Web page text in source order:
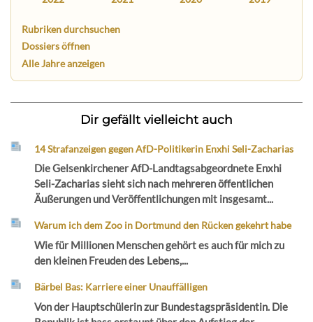
Rubriken durchsuchen
Dossiers öffnen
Alle Jahre anzeigen
Dir gefällt vielleicht auch
14 Strafanzeigen gegen AfD-Politikerin Enxhi Seli-Zacharias
Die Gelsenkirchener AfD-Landtagsabgeordnete Enxhi
Seli-Zacharias sieht sich nach mehreren öffentlichen
Äußerungen und Veröffentlichungen mit insgesamt...
Warum ich dem Zoo in Dortmund den Rücken gekehrt habe
Wie für Millionen Menschen gehört es auch für mich zu
den kleinen Freuden des Lebens,...
Bärbel Bas: Karriere einer Unauffälligen
Von der Hauptschülerin zur Bundestagspräsidentin. Die